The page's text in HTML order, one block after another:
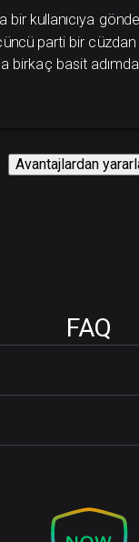
bir kullanıcıya
parti bir cüzdan
birkaç basit
Avantajlardan
FAQ